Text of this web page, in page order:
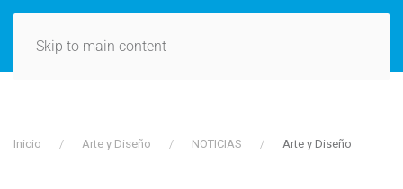
Skip to main content
Inicio Arte y Diseño NOTICIAS Arte y Diseño